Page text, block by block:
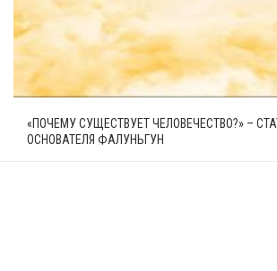
«ПОЧЕМУ СУЩЕСТВУЕТ ЧЕЛОВЕЧЕСТВО?» –
ОСНОВАТЕЛЯ ФАЛУНЬГУН